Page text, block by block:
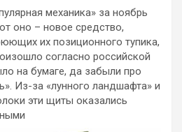
механика» за ноябрь
оно – новое средство,
их позиционного тупика,
согласно российской
на бумаге, да забыли про
Из-за «лунного ландшафта» и
эти щиты оказались